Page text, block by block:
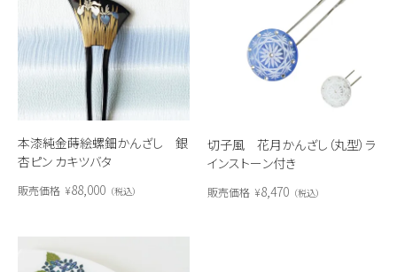
本漆純金蒔絵螺鈿かんざし 銀
杏ピン カキツバタ
販売価格 ¥88,000 税込
切子風 花月かんざし（丸型）ラ
インストーン付き
販売価格 ¥8,470 税込